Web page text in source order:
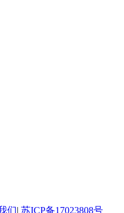
们| 苏ICP备17023808号